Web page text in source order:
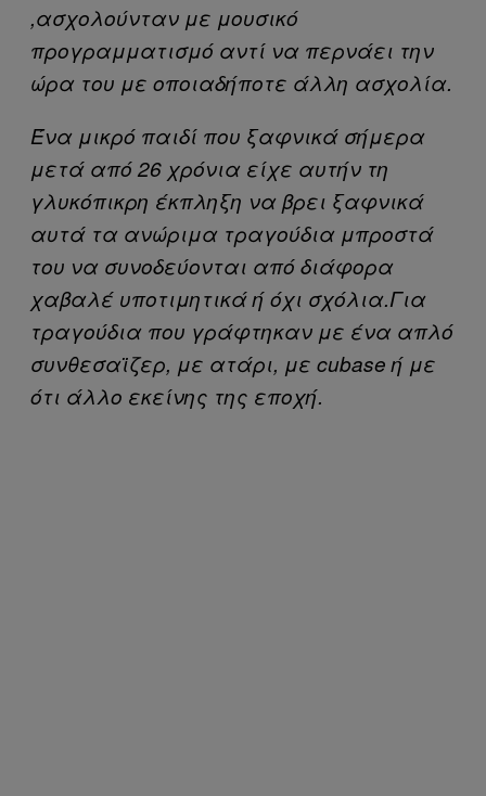
,ασχολούνταν με μουσικό
προγραμματισμό αντί να περνάει την
ώρα του με οποιαδήποτε άλλη ασχολία.
Ένα μικρό παιδί που ξαφνικά σήμερα
μετά από 26 χρόνια είχε αυτήν τη
γλυκόπικρη έκπληξη να βρει ξαφνικά
αυτά τα ανώριμα τραγούδια μπροστά
του να συνοδεύονται από διάφορα
χαβαλέ υποτιμητικά ή όχι σχόλια.Για
τραγούδια που γράφτηκαν με ένα απλό
συνθεσαϊζερ, με ατάρι, με cubase ή με
ότι άλλο εκείνης της εποχή.